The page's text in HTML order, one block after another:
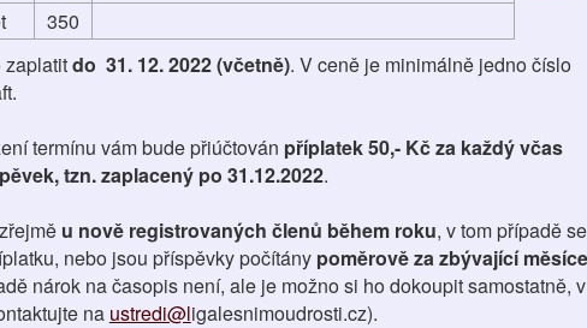
350
zaplatitdo 31. 12. 2022 (včetně). V ceně je minimálně jedno číslo
termínu vám bude přiúčtován příplatek 50,- Kč za každý včas
tzn. zaplacený po 31.12.2022.
u nově registrovaných členů během roku, v tom případě se
nebo jsou příspěvky počítánypoměrově za zbývající měsíce
nárok na časopis není, ale je možno si ho dokoupit samostatně, v
na ustredi@ligalesnimoudrosti.cz).